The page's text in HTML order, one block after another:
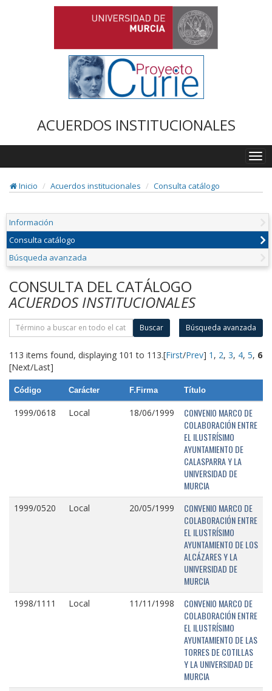
ACUERDOS INSTITUCIONALES
Inicio
Acuerdos institucionales Consulta catálogo
Información
Consulta catálogo
Búsqueda avanzada
CONSULTA DEL CATÁLOGO
ACUERDOS INSTITUCIONALES
Buscar Búsqueda avanzada
113 items found, displaying 101 to 113.[First/Prev] 1 , 2, 3, 4, 5, 6
[Next/Last]
Código Carácter F.Firma Título
1999/0618 Local 18/06/1999
CONVENIO MARCO DE
COLABORACIÓN ENTRE
EL ILUSTRÍSIMO
AYUNTAMIENTO DE
CALASPARRA Y LA
UNIVERSIDAD DE
MURCIA
1999/0520 Local 20/05/1999
CONVENIO MARCO DE
COLABORACIÓN ENTRE
EL ILUSTRÍSIMO
AYUNTAMIENTO DE LOS
ALCÁZARES Y LA
UNIVERSIDAD DE
MURCIA
1998/1111 Local 11/11/1998
CONVENIO MARCO DE
COLABORACIÓN ENTRE
EL ILUSTRÍSIMO
AYUNTAMIENTO DE LAS
TORRES DE COTILLAS
Y LA UNIVERSIDAD DE
MURCIA